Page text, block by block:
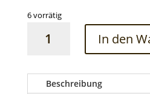
6 vorrätig
Smart
In den
Beschreibung